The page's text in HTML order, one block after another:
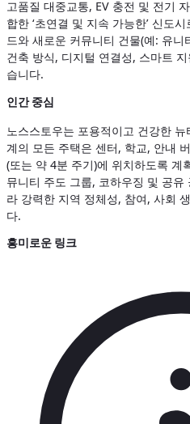
고품질 대중교통, EV 충전 및 전기
합한 ‘초연결 및 지속 가능한’ 신도
드와 새로운 커뮤니티 건물(예: 유
건축 방식, 디지털 연결성, 스마트
습니다.
인간 중심
노스스토우는 포용적이고 건강한
계의 모든 주택은 센터, 학교, 안내
(또는 약 4분 주기)에 위치하도록 계
뮤니티 주도 그룹, 코하우징 및 공
라 강력한 지역 정체성, 참여, 사회
다.
흥미로운 링크